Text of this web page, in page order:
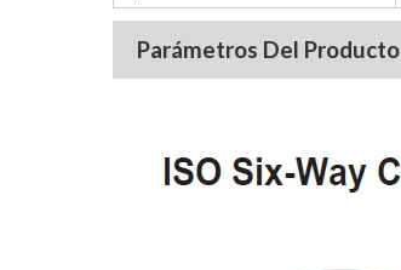
Parámetros Del Producto